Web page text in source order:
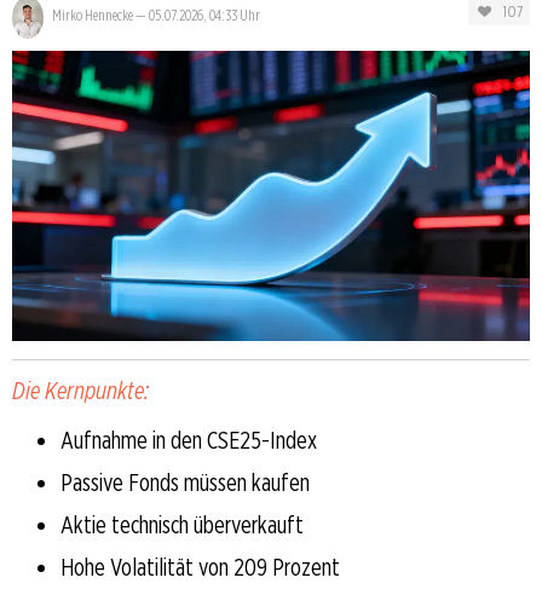
Mirko Hennecke— 05.07.2026, 04:33 Uhr 107
Die Kernpunkte:
Aufnahme in den CSE25-Index
Passive Fonds müssen kaufen
Aktie technisch überverkauft
Hohe Volatilität von 209 Prozent